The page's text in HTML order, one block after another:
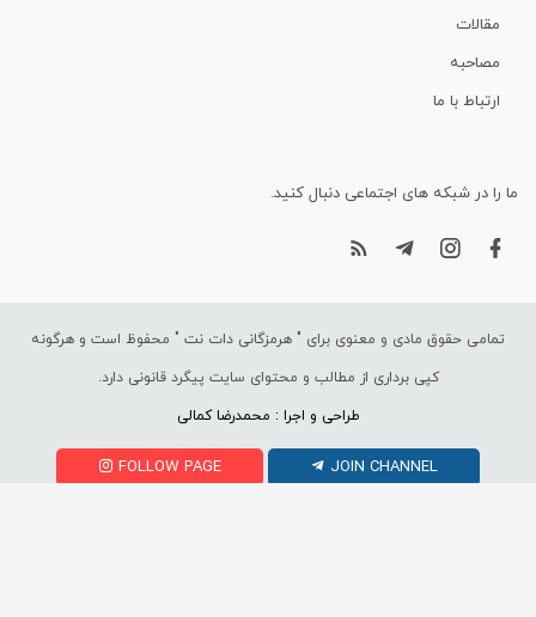
مقالات
مصاحبه
ارتباط با ما
ما را در شبکه های اجتماعی دنبال کنید.
تمامی حقوق مادی و معنوی برای " هرمزگانی دات نت " محفوظ است و هرگونه
کپی برداری از مطالب و محتوای سایت پیگرد قانونی دارد.
طراحی و اجرا : محمدرضا کمالی
FOLLOW PAGE JOIN CHANNEL